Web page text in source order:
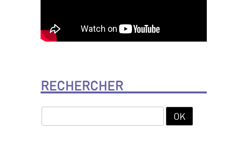
RECHERCHER